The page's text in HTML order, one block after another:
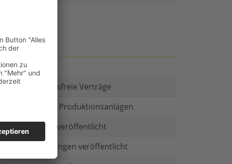
Gibt es Kautionsfreie Verträge
Investitionen in Produktionsanlagen
Geschäftsform veröffentlicht
Firmenbeteiligungen veröffentlicht